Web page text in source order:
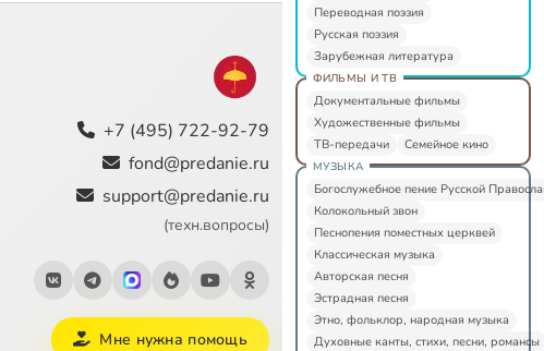
+7 (495) 722-92-79
fond@predanie.ru
support@predanie.ru
(техн.вопросы)
Мне нужна помощь
Переводная поэзия
Русская поэзия
Зарубежная литература
ФИЛЬМЫ И ТВ
Документальные фильмы
Художественные фильмы
ТВ-передачи
Семейное кино
МУЗЫКА
Богослужебное пение Русской
Колокольный звон
Песнопения поместных церквей
Классическая музыка
Авторская песня
Эстрадная песня
Этно, фольклор, народная музыка
Духовные канты, стихи, песни, романсы